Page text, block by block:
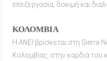
επεξεργασία, δοκιμή και
ΚΟΛΟΜΒΙΑ
Η ANEI βρίσκεται στη Sierra
Κολομβίας, στην καρδιά του